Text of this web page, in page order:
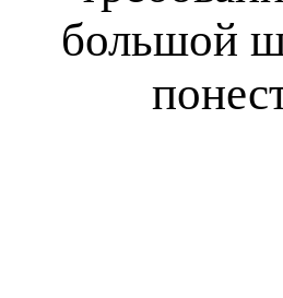
большой